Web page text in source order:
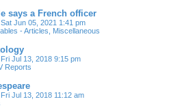
says a French officer
Sat Jun 05, 2021 1:41 pm
- Articles, Miscellaneous
Fri Jul 13, 2018 9:15 pm
Reports
Fri Jul 13, 2018 11:12 am